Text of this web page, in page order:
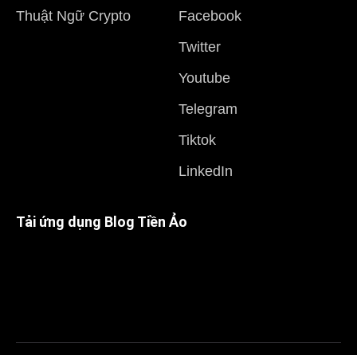
Thuật Ngữ Crypto
Facebook
Twitter
Youtube
Telegram
Tiktok
LinkedIn
Tải ứng dụng Blog Tiền Ảo